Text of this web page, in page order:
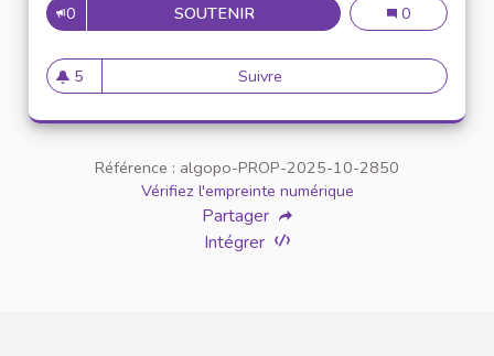
0 SOUTENIRDÉMOCRATISER LEDémocratiser
0
5
5 abonnés
Suivre Démocratiser le
Référence : algopo-PROP-2025-10-2850
Vérifiez l'empreinte numérique
Partager
Intégrer